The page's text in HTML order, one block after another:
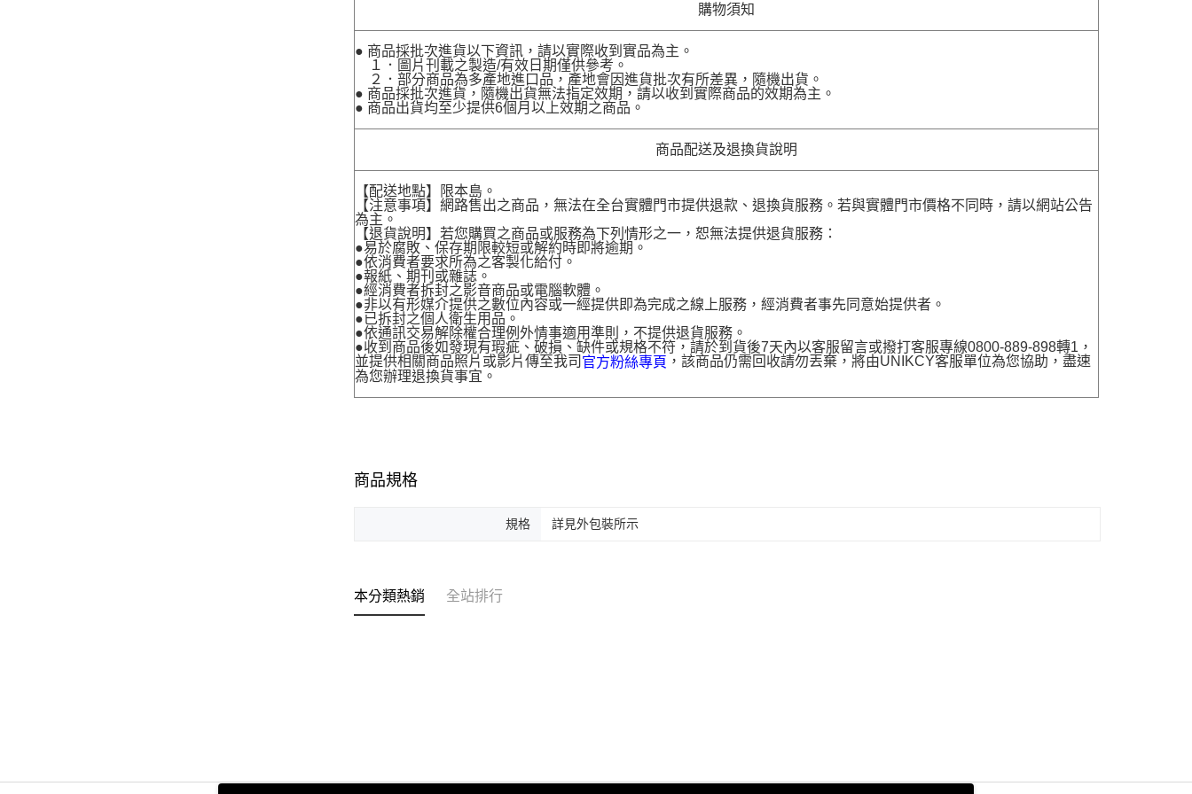
購物須知
● 商品採批次進貨以下資訊，請以實際收到實品為主。
１．圖片刊載之製造/有效日期僅供參考。
２．部分商品為多產地進口品，產地會因進貨批次有所差異，隨機出貨。
● 商品採批次進貨，隨機出貨無法指定效期，請以收到實際商品的效期為主。
● 商品出貨均至少提供6個月以上效期之商品。
商品配送及退換貨說明
【配送地點】限本島。
【注意事項】網路售出之商品，無法在全台實體門市提供退款、退換貨服務。若與實體門市價格不同時，請以網站公告
為主。
【退貨說明】若您購買之商品或服務為下列情形之一，恕無法提供退貨服務：
●易於腐敗、保存期限較短或解約時即將逾期。
●依消費者要求所為之客製化給付。
●報紙、期刊或雜誌。
●經消費者拆封之影音商品或電腦軟體。
●非以有形媒介提供之數位內容或一經提供即為完成之線上服務，經消費者事先同意始提供者。
●已拆封之個人衛生用品。
●依通訊交易解除權合理例外情事適用準則，不提供退貨服務。
●收到商品後如發現有瑕疵、破損、缺件或規格不符，請於到貨後7天內以客服留言或撥打客服專線0800-889-898轉1，
並提供相關商品照片或影片傳至我司 官方粉絲專頁 ，該商品仍需回收請勿丟棄，將由UNIKCY客服單位為您協助，盡速
為您辦理退換貨事宜。
商品規格
規格 詳見外包裝所示
本分類熱銷 全站排行